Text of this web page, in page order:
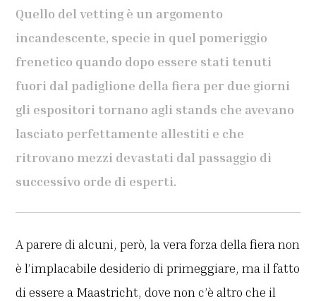
Quello del vetting è un argomento
incandescente, specie in quel pomeriggio
frenetico quando dopo essere stati tenuti
fuori dal padiglione della fiera per due giorni
gli espositori tornano agli stands che avevano
lasciato perfettamente allestiti e che
ritrovano mezzi devastati dal passaggio di
successivo orde di esperti.
A parere di alcuni, però, la vera forza della fiera non
è l’implacabile desiderio di primeggiare, ma il fatto
di essere a Maastricht, dove non c’è altro che il